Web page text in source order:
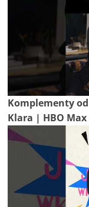
Komplementy
Klara | HBO Max